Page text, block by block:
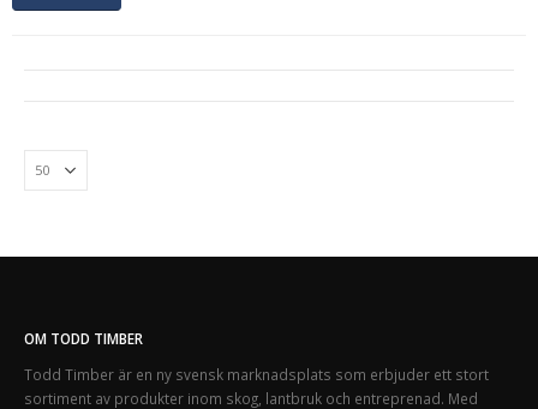
OM TODD TIMBER
Todd Timber är en ny svensk marknadsplats som erbjuder ett stort
sortiment av produkter inom skog, lantbruk och entreprenad. Med